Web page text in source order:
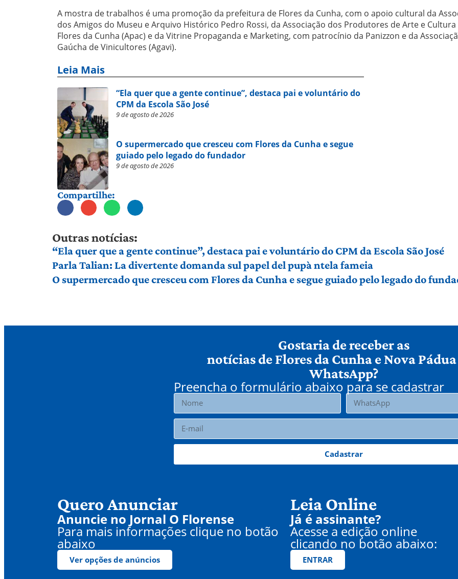
A mostra de trabalhos é uma promoção da prefeitura de Flores da Cunha, com o apoio cultural da
dos Amigos do Museu e Arquivo Histórico Pedro Rossi, da Associação dos Produtores de Arte e Cultura
Flores da Cunha (Apac) e da Vitrine Propaganda e Marketing, com patrocínio da Panizzon e da
Gaúcha de Vinicultores (Agavi).
Leia Mais
“Ela quer que a gente continue”, destaca pai e voluntário do
CPM da Escola São José
9 de agosto de 2026
O supermercado que cresceu com Flores da Cunha e segue
guiado pelo legado do fundador
9 de agosto de 2026
Compartilhe:
Outras notícias:
“Ela quer que a gente continue”, destaca pai e voluntário do CPM da Escola São José
Parla Talian: La divertente domanda sul papel del pupà ntela fameia
O supermercado que cresceu com Flores da Cunha e segue guiado pelo legado do
Gostaria de receber as
notícias de Flores da Cunha e Nova
WhatsApp?
Preencha o formulário abaixo para se cadastrar
Cadastrar
Quero Anunciar
Anuncie no Jornal O Florense
Para mais informações clique no botão
abaixo
Ver opções de anúncios
Leia Online
Já é assinante?
Acesse a edição online
clicando no botão abaixo:
ENTRAR